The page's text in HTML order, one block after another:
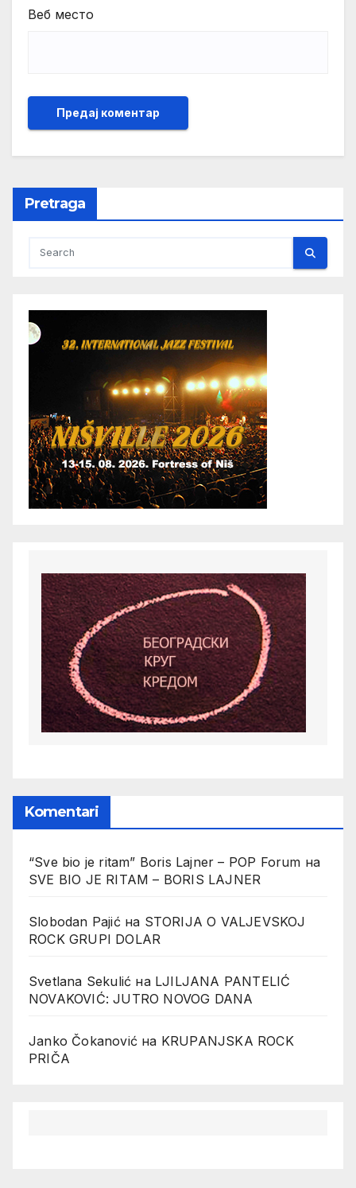
Веб место
Pretraga
Komentari
“Sve bio je ritam” Boris Lajner – POP Forum на
SVE BIO JE RITAM – BORIS LAJNER
Slobodan Pajićна STORIJA O VALJEVSKOJ
ROCK GRUPI DOLAR
Svetlana Sekulić на LJILJANA PANTELIĆ
NOVAKOVIĆ: JUTRO NOVOG DANA
Janko Čokanović на KRUPANJSKA ROCK
PRIČA